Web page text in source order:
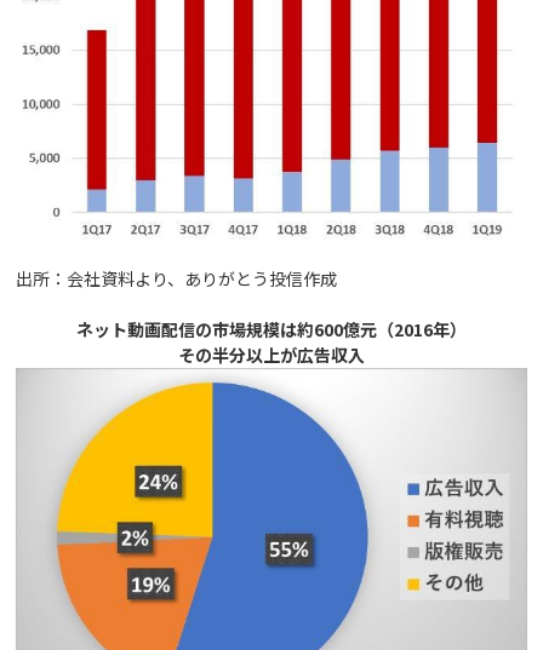
出所：会社資料より、ありがとう投信作成
ネット動画配信の市場規模は約600億元（2016年）
その半分以上が広告収入